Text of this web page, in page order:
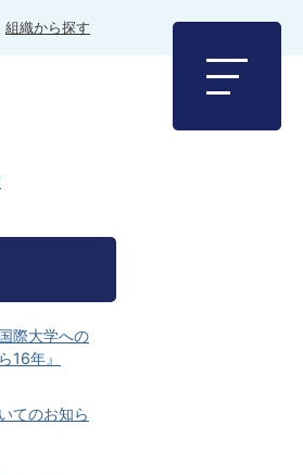
組織から探す
際大学への
16年』
てのお知ら